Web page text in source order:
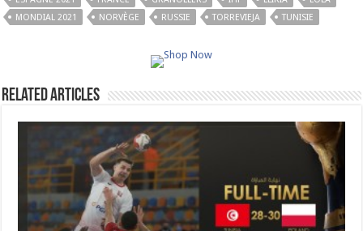
MONDIAL 2021
NORVÈGE RUSSIE TORREVIEJA TUNISIE
Related Articles